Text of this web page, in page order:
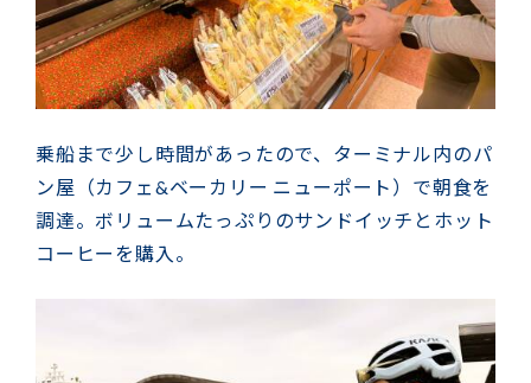
乗船まで少し時間があったので、ターミナル内のパ
ン屋（カフェ&ベーカリー ニューポート）で朝食を
調達。ボリュームたっぷりのサンドイッチとホット
コーヒーを購入。